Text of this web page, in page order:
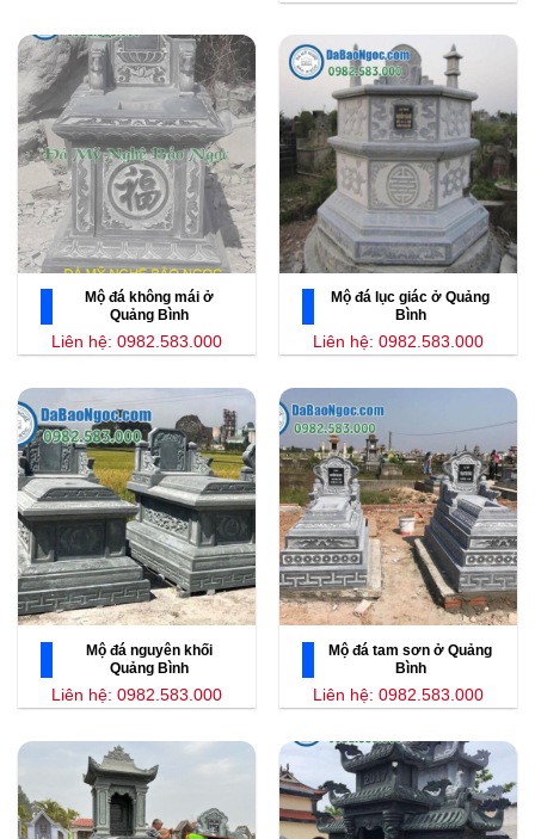
Mộ đá không mái ở
Quảng Bình
Liên hệ: 0982.583.000
Mộ đá lục giác ở Quảng
Bình
Liên hệ: 0982.583.000
Mộ đá nguyên khối
Quảng Bình
Liên hệ: 0982.583.000
Mộ đá tam sơn ở Quảng
Bình
Liên hệ: 0982.583.000